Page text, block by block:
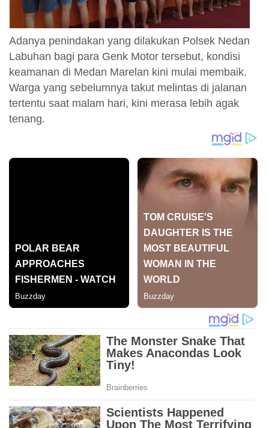
Adanya penindakan yang dilakukan Polsek Nedan
Labuhan bagi para Genk Motor tersebut, kondisi
keamanan di Medan Marelan kini mulai membaik.
Warga yang sebelumnya takut melintas di jalanan
tertentu saat malam hari, kini merasa lebih agak
tenang.